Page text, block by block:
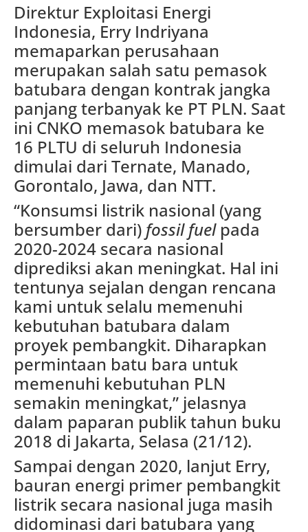
Direktur Exploitasi Energi
Indonesia, Erry Indriyana
memaparkan perusahaan
merupakan salah satu pemasok
batubara dengan kontrak jangka
panjang terbanyak ke PT PLN. Saat
ini CNKO memasok batubara ke
16 PLTU di seluruh Indonesia
dimulai dari Ternate, Manado,
Gorontalo, Jawa, dan NTT.
“Konsumsi listrik nasional (yang
bersumber dari) fossil fuelpada
2020-2024 secara nasional
diprediksi akan meningkat. Hal ini
tentunya sejalan dengan rencana
kami untuk selalu memenuhi
kebutuhan batubara dalam
proyek pembangkit. Diharapkan
permintaan batu bara untuk
memenuhi kebutuhan PLN
semakin meningkat,” jelasnya
dalam paparan publik tahun buku
2018 di Jakarta, Selasa (21/12).
Sampai dengan 2020, lanjut Erry,
bauran energi primer pembangkit
listrik secara nasional juga masih
didominasi dari batubara yang